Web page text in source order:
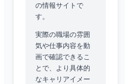
の情報サイトで
す。
実際の職場の雰囲
気や仕事内容を動
画で確認できるこ
とで、より具体的
なキャリアイメー